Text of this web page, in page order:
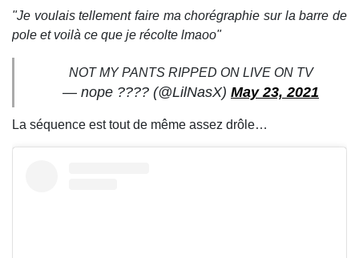
"Je voulais tellement faire ma chorégraphie sur la barre de
pole et voilà ce que je récolte lmaoo"
NOT MY PANTS RIPPED ON LIVE ON TV
— nope ???? (@LilNasX) May 23, 2021
La séquence est tout de même assez drôle…